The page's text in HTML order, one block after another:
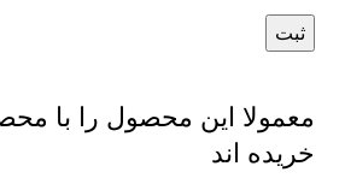
معمولا این محصول را با
خریده اند